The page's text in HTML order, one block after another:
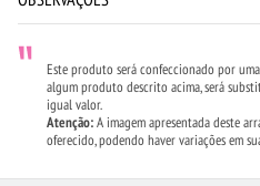
Este produto será confeccionado por
algum produto descrito acima, será
igual valor.
Atenção:A imagem apresentada deste
oferecido, podendo haver variações em